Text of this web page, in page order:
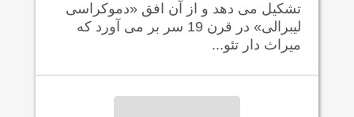
تشکيل می دهد و از آن افق «دموکراسی
لیبرالی» در قرن 19 سر بر می آورد که
میراث دار تئو...